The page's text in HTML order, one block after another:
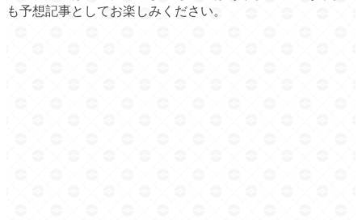
も予想記事としてお楽しみください。